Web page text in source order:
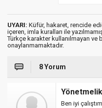
UYARI: Küfür, hakaret, rencide
içeren, imla kuralları ile
Türkçe karakter kullanılmayan ve
onaylanmamaktadır.
8 Yorum
Ben iyi